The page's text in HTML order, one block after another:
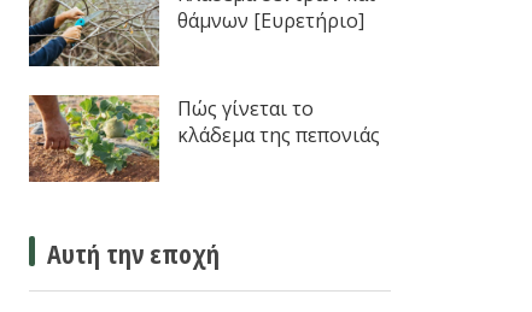
θάμνων [Ευρετήριο]
Πώς γίνεται το
κλάδεμα της πεπονιάς
Αυτή την εποχή